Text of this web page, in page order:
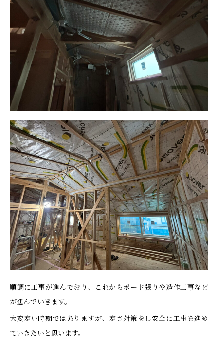
順調に工事が進んでおり、これからボード張りや造作工事など
が進んでいきます。
大変寒い時期ではありますが、寒さ対策をし安全に工事を進め
ていきたいと思います。